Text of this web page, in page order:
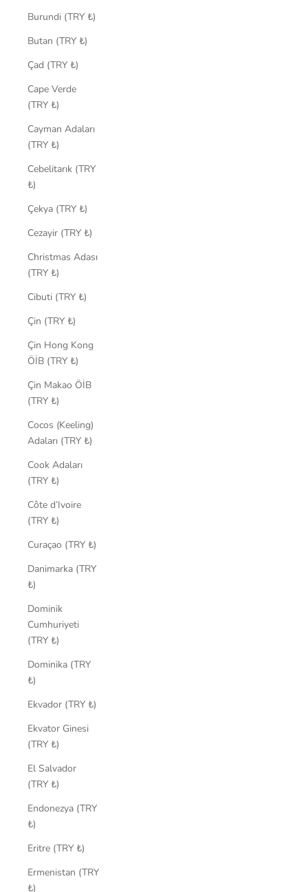
Burundi (TRY ₺)
Butan (TRY ₺)
Çad (TRY ₺)
Cape Verde
(TRY ₺)
Cayman Adaları
(TRY ₺)
Cebelitarık (TRY
₺)
Çekya (TRY ₺)
Cezayir (TRY ₺)
Christmas Adası
(TRY ₺)
Cibuti (TRY ₺)
Çin (TRY ₺)
Çin Hong Kong
ÖİB (TRY ₺)
Çin Makao ÖİB
(TRY ₺)
Cocos (Keeling)
Adaları (TRY ₺)
Cook Adaları
(TRY ₺)
Côte d’Ivoire
(TRY ₺)
Curaçao (TRY ₺)
Danimarka (TRY
₺)
Dominik
Cumhuriyeti
(TRY ₺)
Dominika (TRY
₺)
Ekvador (TRY ₺)
Ekvator Ginesi
(TRY ₺)
El Salvador
(TRY ₺)
Endonezya (TRY
₺)
Eritre (TRY ₺)
Ermenistan (TRY
₺)